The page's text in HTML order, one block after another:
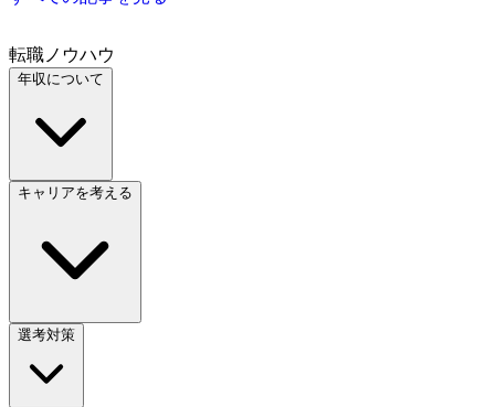
転職ノウハウ
年収について
キャリアを考える
選考対策